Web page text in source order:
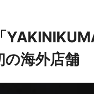
海外店舗